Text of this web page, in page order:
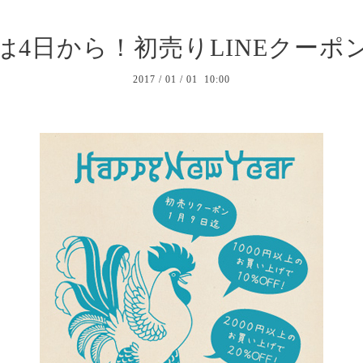
4日から！初売りLINEクーポ
2017 / 01 / 01 10:00